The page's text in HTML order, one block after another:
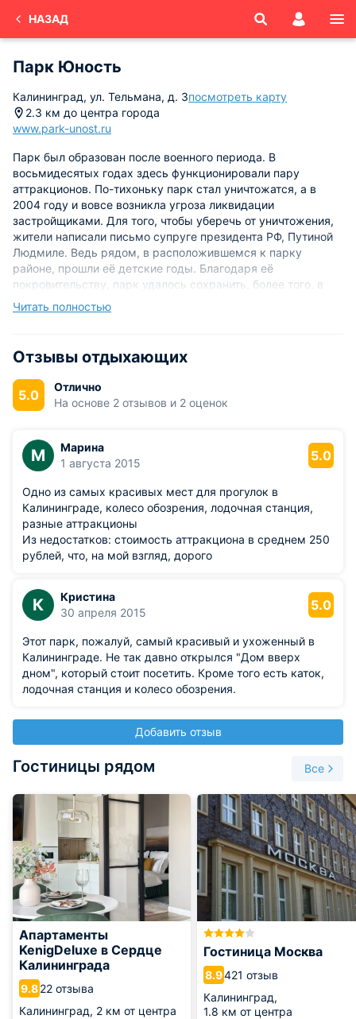
НАЗАД
Парк Юность
Калининград, ул. Тельмана, д. 3посмотреть карту
2.3 км до центра города
www.park-unost.ru
Парк был образован после военного периода. В
восьмидесятых годах здесь функционировали пару
аттракционов. По-тихоньку парк стал уничтожатся, а в
2004 году и вовсе возникла угроза ликвидации
застройщиками. Для того, чтобы уберечь от уничтожения,
жители написали письмо супруге президента РФ, Путиной
Людмиле. Ведь рядом, в расположившемся к парку
районе, прошли её детские годы. Благодаря её
покровительству, парк удалось сохранить, более того, в
нём образовались новые аттракционы, был возведён
крытый каток с искусственным льдом, картинг, а также
Здесь установлен памятник воинам-интернационалистам,
которые отдали свои жизни в локальных войнах. На
территории парка располагается культурно-
образовательное учреждение, занимающееся
стиле русского классицизма. Оно состоит из трёх этажей,
внешним обликом похоже на русские дворянские дома 19
века. В парке планируется ещё соорудить часовню, колесо
обозрения, фитнес-центр, ресторан и другие.
Читать полностью
Отзывы отдыхающих
5.0
Отлично
На основе 2 отзывов и 2 оценок
М
Марина
1 августа 2015
5.0
Одно из самых красивых мест для прогулок в
Калининграде, колесо обозрения, лодочная станция,
разные аттракционы
Из недостатков: стоимость аттракциона в среднем 250
рублей, что, на мой взгляд, дорого
К
Кристина
30 апреля 2015
5.0
Этот парк, пожалуй, самый красивый и ухоженный в
Калининграде. Не так давно открылся "Дом вверх
дном", который стоит посетить. Кроме того есть каток,
лодочная станция и колесо обозрения.
Добавить отзыв
Гостиницы рядом Все
Апартаменты
KenigDeluxe в Сердце
Калининграда
9.822 отзыва
Калининград, 2 км от центра
Гостиница Москва
8.9421 отзыв
Калининград,
1.8 км от центра